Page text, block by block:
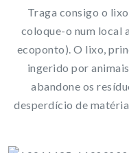
Traga consigo o
coloque-o num local
ecoponto). O lixo,
ingerido por
abandone os
desperdício de